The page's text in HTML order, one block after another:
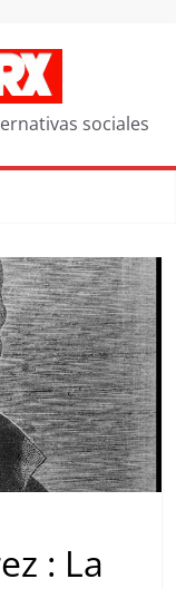
sociales
: La